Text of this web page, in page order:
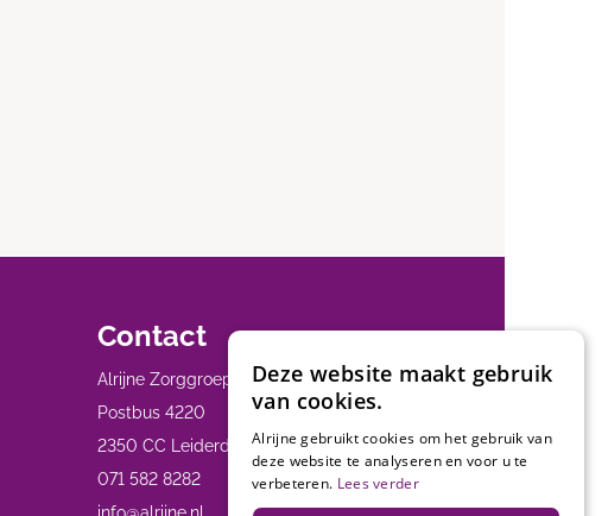
Contact
Alrijne Zorggroep
Postbus 4220
2350 CC Leiderdorp
071 582 8282
Deze website maakt gebruik
van cookies.
Alrijne gebruikt cookies om het gebruik van
deze website te analyseren en voor u te
verbeteren. Lees verder